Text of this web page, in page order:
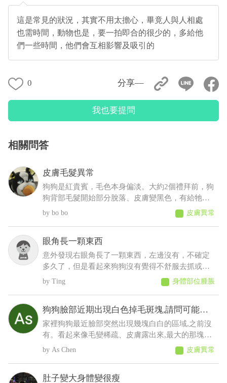
這是常見的狀況，其實不用太擔心，畢竟人與人相處
也需時間，動物也是，要一拍即合的很少的，多給他
們一些時間，他們會互相影響及吸引的
0 分享––
我也要提問
相關問答
皮膚毛髮異常
狗狗是紅貴賓，毛色本身偏淡。大約2個禮拜前，狗
狗背部毛髮開始部分脫落、皮膚變黑色，有給牠擦
人類的藥物(不知道會不會怎樣......)，也有帶去看獸
醫，但獸醫說這是正常老化不會怎樣，可是牠才5
bo bo 皮膚異常
眼角長一顆東西
意外發現右眼角長了一顆東西，左邊沒有，不確定
多久了，但是看起來狗狗沒有覺得不舒服去抓或流
眼淚等等之類的，想請問這是什麼？會不會影響眼
Ting 身體部位腫脹
狗狗臉部近期出現白色掉毛斑塊,請問可能是
什麼原因
家裡狗狗最近臉部突然出現幾塊白白的區域,之前沒
有。看起來像毛變稀疏、皮膚露出來,最大的那塊有
點像有皮屑,但沒有看到流血、 化膿或明顯紅腫。
狗狗目前看起來精神、食慾都正常,也沒有一直抓臉
他皮膚問題?
As Chen 皮膚異常
肚子變大身體變很瘦